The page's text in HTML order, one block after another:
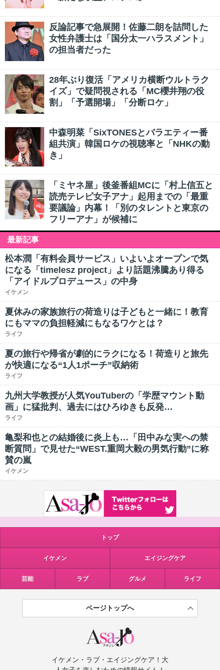
反論記事で急展開！佐藤二朗を詰問した
女性弁護士は「国分太一ハラスメント」
の担当者だった
28年ぶり復活「アメリカ横断ウルトラク
イズ」で疑問視される「MC櫻井翔の役
割」「予選開場」「分断ロケ」
中森明菜「SixTONESとバラエティー番
組共演」韓国ロケの視聴率と「NHKの動
き」
「ミヤネ屋」後釜番組MCに「村上信五と
読売テレビ女子アナ」起用までの「最重
要議論」内幕！「別のタレントと東京の
フリーアナ」が候補に
最新記事
松本潤「有料会員サービス」いよいよオープンで気
になる「timelesz project」より話題沸騰あり得る
「アイドルプロデュース」の中身
イケメン
夏休みの家族旅行の荷造りは子どもと一緒に！教育
にもママの負担軽減にもなるワケとは？
ライフ
夏の旅行や帰省が劇的にラクになる！荷造りと旅先
が快適になる“1人1ポーチ”収納術
ライフ
九州大学教授が人気YouTuberの「学歴マウント動
画」に猛批判、過去にはひろゆきも反発…
ライフ
亀梨和也との結婚後に炎上も…「田中みな実への禁
断質問」で見せた“WEST.重岡大毅の男気行動”に称
賛の嵐
イケメン
トップ
イケメン エイジングケア
芸能 ラブ グルメ ライフ
ページトップへ
イケメン・ラブ・エイジングケア！大